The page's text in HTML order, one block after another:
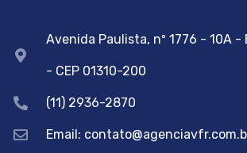
Avenida Paulista, nº 1776 - 10A -
- CEP 01310-200
(11) 2936-2870
Email: